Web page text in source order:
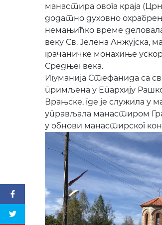
манастира овога краја
додатно духовно
немањићко време деловала
веку Св. Јелена Анжујска,
грачаничке монахиње
Средњег века.
Игуманија Стефанида са
примљена у Епархију
Врањске, где је служила
управљала манастиром
у обнови манастирског